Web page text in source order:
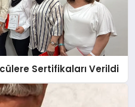
Sertifikaları Verildi